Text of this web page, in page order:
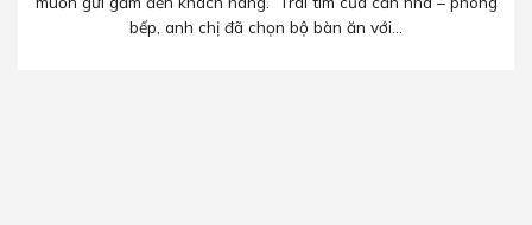
bếp, anh chị đã chọn bộ bàn ăn với...